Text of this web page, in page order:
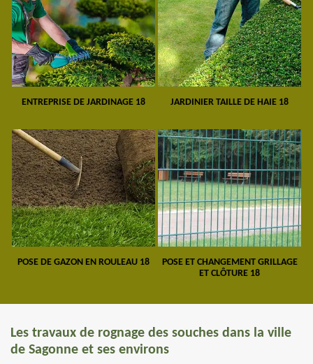
ENTREPRISE DE JARDINAGE 18 JARDINIER TAILLE DE HAIE 18
POSE DE GAZON EN ROULEAU 18
POSE ET CHANGEMENT GRILLAGE
ET CLÔTURE 18
Les travaux de rognage des souches dans la ville
de Sagonne et ses environs